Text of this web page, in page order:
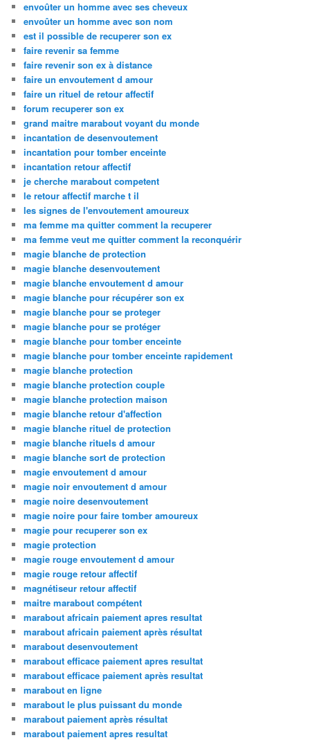
envoûter un homme avec ses cheveux
envoûter un homme avec son nom
est il possible de recuperer son ex
faire revenir sa femme
faire revenir son ex à distance
faire un envoutement d amour
faire un rituel de retour affectif
forum recuperer son ex
grand maitre marabout voyant du monde
incantation de desenvoutement
incantation pour tomber enceinte
incantation retour affectif
je cherche marabout competent
le retour affectif marche t il
les signes de l'envoutement amoureux
ma femme ma quitter comment la recuperer
ma femme veut me quitter comment la reconquérir
magie blanche de protection
magie blanche desenvoutement
magie blanche envoutement d amour
magie blanche pour récupérer son ex
magie blanche pour se proteger
magie blanche pour se protéger
magie blanche pour tomber enceinte
magie blanche pour tomber enceinte rapidement
magie blanche protection
magie blanche protection couple
magie blanche protection maison
magie blanche retour d'affection
magie blanche rituel de protection
magie blanche rituels d amour
magie blanche sort de protection
magie envoutement d amour
magie noir envoutement d amour
magie noire desenvoutement
magie noire pour faire tomber amoureux
magie pour recuperer son ex
magie protection
magie rouge envoutement d amour
magie rouge retour affectif
magnétiseur retour affectif
maitre marabout compétent
marabout africain paiement apres resultat
marabout africain paiement après résultat
marabout desenvoutement
marabout efficace paiement apres resultat
marabout efficace paiement après resultat
marabout en ligne
marabout le plus puissant du monde
marabout paiement après résultat
marabout paiement apres resultat